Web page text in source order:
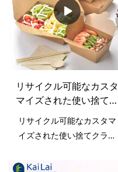
ァーストフード包装が広く
使用されています。
リサイクル可能なカスタ
マイズされた使い捨てク
ラフト食品包装テイクア
ウェイ紙箱食品包装カス
タムサンドイッチボック
リサイクル可能なカスタマ
イズされた使い捨てクラフ
紙箱食品包装カスタムサン